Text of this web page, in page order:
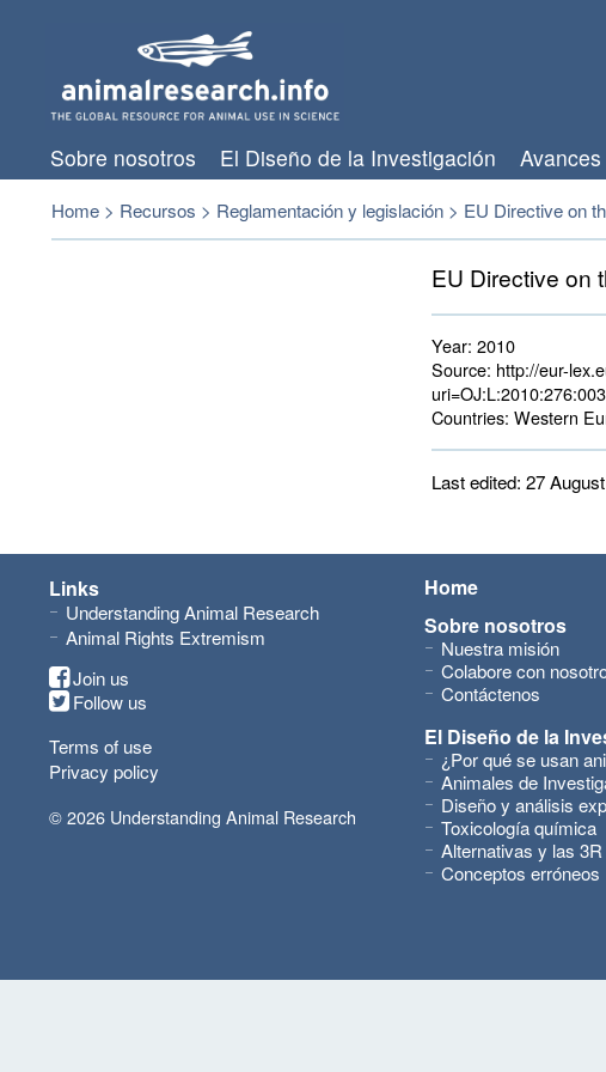
Sobre nosotros El Diseño de la Investigación
Home > Recursos > Reglamentación y legislación > EU Directive on
EU Directive on
Year: 2010
Source: http://eur-
Countries: Western
Last edited: 27
Links
Understanding Animal Research
Animal Rights Extremism
Join us
Follow us
Terms of use
Privacy policy
© 2026 Understanding Animal Research
Home
Sobre nosotros
Nuestra misión
Colabore con
Contáctenos
El Diseño de la
¿Por qué se usan
Animales de
Diseño y análisis
Toxicología química
Alternativas y las 3R
Conceptos erróneos